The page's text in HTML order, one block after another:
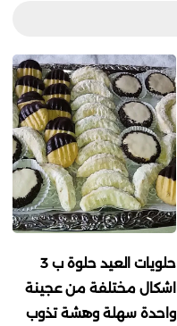
حلويات العيد حلوة ب 3
اشكال مختلفة من عجينة
واحدة سهلة وهشة تذوب